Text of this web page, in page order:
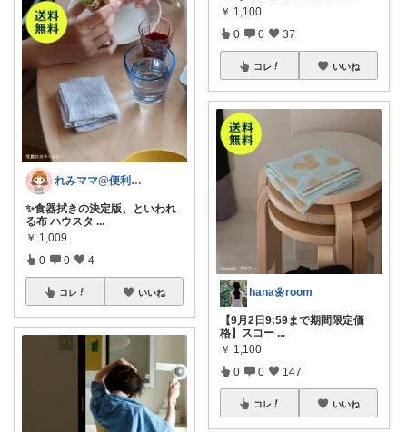
れみママ@便利雑貨¸¸kids
✨食器拭きの決定版、といわれ
る布 ハウスタ ...
￥ 1,009
0 0 4
コレ いいね
￥ 1,100
0 0 37
コレ いいね
hana🌼room
【9月2日9:59まで期間限定価
格】スコー ...
￥ 1,100
0 0 147
コレ いいね